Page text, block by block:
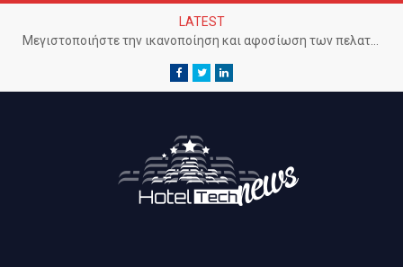
LATEST
Μεγιστοποιήστε την ικανοποίηση και αφοσίωση των πελατών με προηγμένο Wi-Fi δίκτυο
Facebook
TwitterLinkedIn